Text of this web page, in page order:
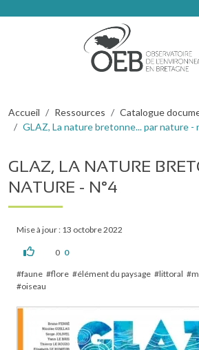
Fil d'Ariane
Accueil Ressources
Catalogue
GLAZ, La nature bretonne... par nature -
GLAZ, LA NATURE
NATURE - N°4
Mise à jour : 13 octobre 2022
0 0
faune flore élément du paysage littoral
oiseau